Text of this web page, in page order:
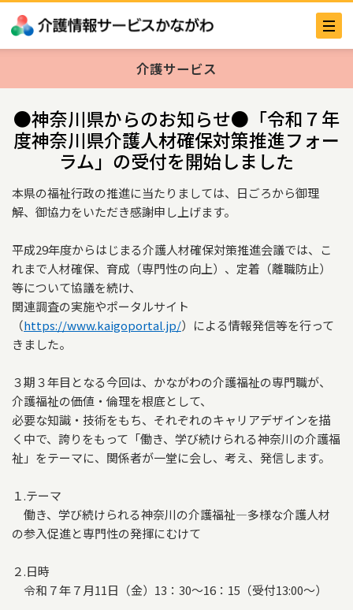
介護サービス
●神奈川県からのお知らせ●「令和７年
度神奈川県介護人材確保対策推進フォー
ラム」の受付を開始しました
本県の福祉行政の推進に当たりましては、日ごろから御理
解、御協力をいただき感謝申し上げます。
平成29年度からはじまる介護人材確保対策推進会議では、こ
れまで人材確保、育成（専門性の向上）、定着（離職防止）
等について協議を続け、
関連調査の実施やポータルサイト
（https://www.kaigoportal.jp/）による情報発信等を行って
きました。
３期３年目となる今回は、かながわの介護福祉の専門職が、
介護福祉の価値・倫理を根底として、
必要な知識・技術をもち、それぞれのキャリアデザインを描
く中で、誇りをもって「働き、学び続けられる神奈川の介護福
祉」をテーマに、関係者が一堂に会し、考え、発信します。
１.テーマ
働き、学び続けられる神奈川の介護福祉―多様な介護人材
の参入促進と専門性の発揮にむけて
２.日時
令和７年７月11日（金）13：30～16：15（受付13:00～）